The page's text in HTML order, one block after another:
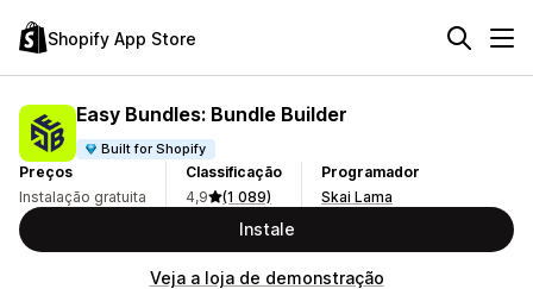
Shopify App Store
Easy Bundles: Bundle Builder
Built for Shopify
Preços
Instalação gratuita
Classificação
4,9
(1 089)
Programador
Skai Lama
Instale
Veja a loja de demonstração